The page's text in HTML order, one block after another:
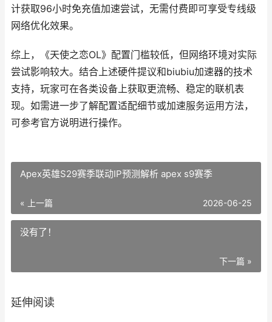
计获取96小时免充值加速尝试，无需付费即可享受专线级
网络优化效果。
综上，《天使之恋OL》配置门槛较低，但网络环境对实际
尝试影响较大。结合上述硬件提议和biubiu加速器的技术
支持，玩家可在各类设备上获取更流畅、稳定的联机表
现。如需进一步了解配置适配细节或加速服务运用方法，
可参考官方说明进行操作。
Apex英雄S29赛季联动IP预测解析 apex s9赛季
« 上一篇 2026-06-25
没有了！
下一篇 »
延伸阅读